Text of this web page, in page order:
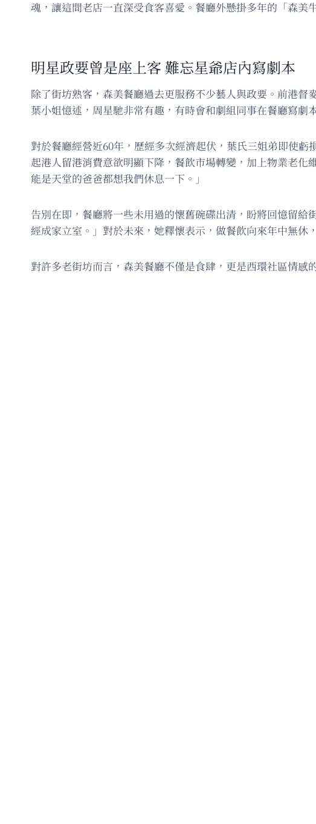
魂，讓這間老店一直深受食客喜愛。餐廳外懸掛多年的「森
明星政要曾是座上客 難忘星爺店內寫劇本
除了街坊熟客，森美餐廳過去更服務不少藝人與政要。前港
葉小姐憶述，周星馳非常有趣，有時會和劇組同事在餐廳寫劇
對於餐廳經營近60年，歷經多次經濟起伏，葉氏三姐弟即使
起港人留港消費意欲明顯下降，餐飲市場轉變，加上物業老
能是天堂的爸爸都想我們休息一下。」
告別在即，餐廳將一些未用過的懷舊碗碟出清，盼將回憶留
經成家立室。」對於未來，她釋懷表示，做餐飲向來年中無休
對許多老街坊而言，森美餐廳不僅是食肆，更是西環社區情